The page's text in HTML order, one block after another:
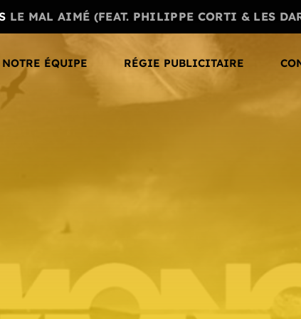
LE MAL AIMÉ (FEAT. PHILIPPE CORTI & LES
NOTRE ÉQUIPE RÉGIE PUBLICITAIRE